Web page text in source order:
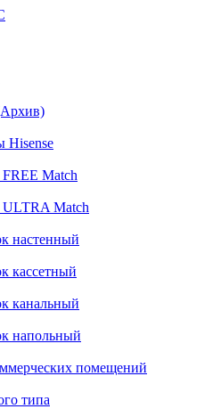
Hisense
Match
Match
настенный
кассетный
канальный
напольный
помещений
типа